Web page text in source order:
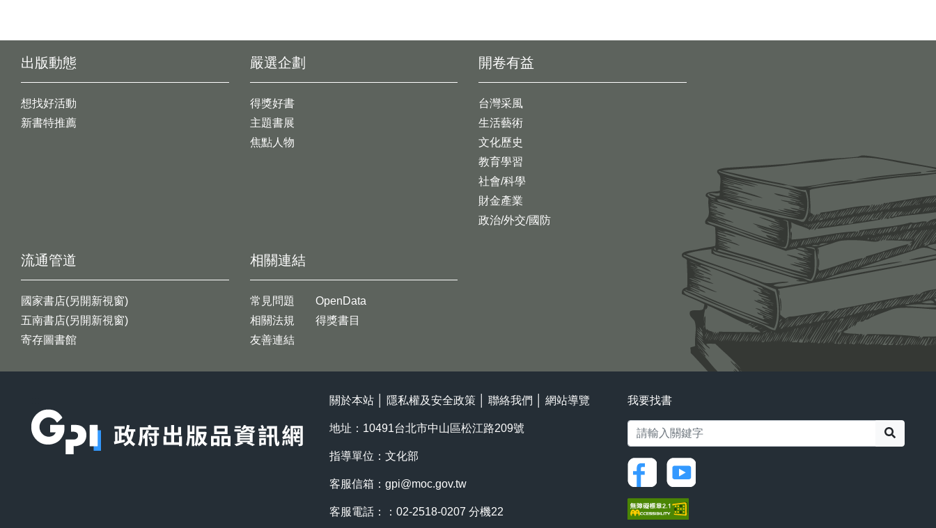
出版動態
想找好活動
新書特推薦
開卷有益
台灣采風
生活藝術
文化歷史
教育學習
社會/科學
財金產業
政治/外交/國防
嚴選企劃
得獎好書
主題書展
焦點人物
流通管道
國家書店(另開新視窗)
五南書店(另開新視窗)
寄存圖書館
相關連結
常見問題
相關法規
友善連結
OpenData
得獎書目
關於本站 隱私權及安全政策 聯絡我們 網站導覽
地址：10491台北市中山區松江路209號
指導單位：文化部
客服信箱： gpi@moc.gov.tw
客服電話：：02-2518-0207 分機22
我要找書